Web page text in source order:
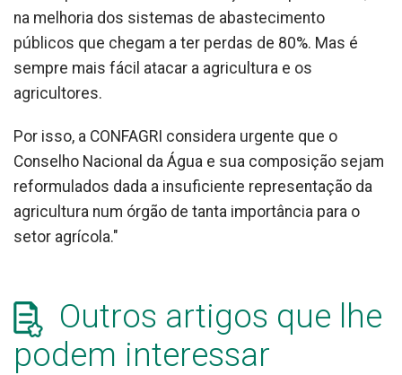
na melhoria dos sistemas de abastecimento
públicos que chegam a ter perdas de 80%. Mas é
sempre mais fácil atacar a agricultura e os
agricultores.
Por isso, a CONFAGRI considera urgente que o
Conselho Nacional da Água e sua composição sejam
reformulados dada a insuficiente representação da
agricultura num órgão de tanta importância para o
setor agrícola."
Outros artigos que lhe
podem interessar